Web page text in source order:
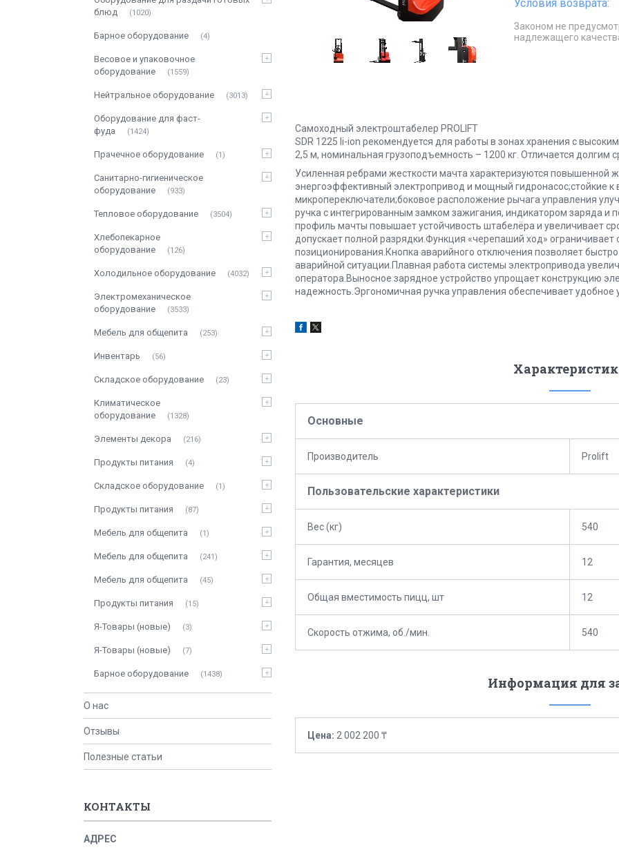
Законом не
надлежащего
Самоходный электроштабелер PROLIFT
SDR 1225 li-ion рекомендуется для работы в зонах хранения с
2,5 м, номинальная грузоподъемность – 1200 кг. Отличается долгим
Усиленная ребрами жесткости мачта характеризуются повышенной
энергоэффективный электропривод и мощный гидронасос;стойкие
микропереключатели;боковое расположение рычага управления
ручка с интегрированным замком зажигания, индикатором заряда
профиль мачты повышает устойчивость штабелёра и увеличивает
допускает полной разрядки.Функция «черепаший ход» ограничивает
позиционирования.Кнопка аварийного отключения позволяет
аварийной ситуации.Плавная работа системы электропривода
оператора.Выносное зарядное устройство упрощает конструкцию
надежность.Эргономичная ручка управления обеспечивает удобное
Основные
Производитель Prolift
Пользовательские характеристики
Вес (кг) 540
Гарантия, месяцев 12
Общая вместимость пицц, шт 12
Скорость отжима, об./мин. 540
Информация для
Цена: 2 002 200 ₸
блюд
1020
Барное оборудование 4
Весовое и упаковочное
оборудование
1559
Нейтральное оборудование 3013
Оборудование для фаст-
фуда
1424
Прачечное оборудование 1
Санитарно-гигиеническое
оборудование
933
Тепловое оборудование 3504
Хлебопекарное
оборудование
126
Холодильное оборудование 4032
Электромеханическое
оборудование
3533
Мебель для общепита 253
Инвентарь 56
Складское оборудование 23
Климатическое
оборудование
1328
Элементы декора 216
Продукты питания 4
Складское оборудование 1
Продукты питания 87
Мебель для общепита 1
Мебель для общепита 241
Мебель для общепита 45
Продукты питания 15
Я-Товары (новые) 3
Я-Товары (новые) 7
Барное оборудование 1438
О нас
Отзывы
Полезные статьи
КОНТАКТЫ